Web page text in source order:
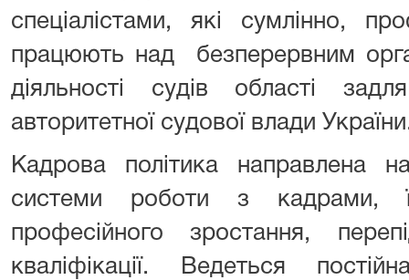
спеціалістами, які сумлінно,
працюють над безперервним
діяльності судів області
авторитетної судової влади
Кадрова політика направлена
системи роботи з кадрами,
професійного зростання,
кваліфікації. Ведеться